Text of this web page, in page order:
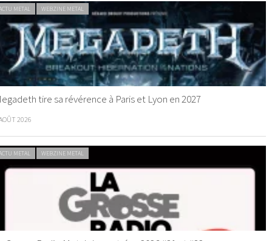
METAL WEBZINE METAL
tire sa révérence à Paris et Lyon en 2027
2026
METAL WEBZINE METAL